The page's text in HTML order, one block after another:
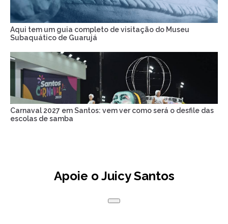
Aqui tem um guia completo de visitação do Museu
Subaquático de Guarujá
Carnaval 2027 em Santos: vem ver como será o desfile das
escolas de samba
Apoie o Juicy Santos